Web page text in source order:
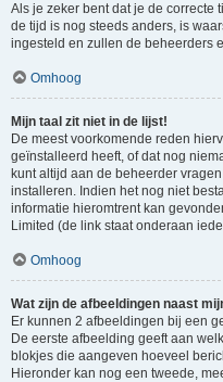
Als je zeker bent dat je de correcte
de tijd is nog steeds anders, is
ingesteld en zullen de beheerders
Omhoog
Mijn taal zit niet in de lijst!
De meest voorkomende reden
geïnstalleerd heeft, of dat nog
kunt altijd aan de beheerder
installeren. Indien het nog niet
informatie hieromtrent kan
Limited (de link staat onderaan
Omhoog
Wat zijn de afbeeldingen naast
Er kunnen 2 afbeeldingen bij een
De eerste afbeelding geeft aan
blokjes die aangeven hoeveel
Hieronder kan nog een tweede,